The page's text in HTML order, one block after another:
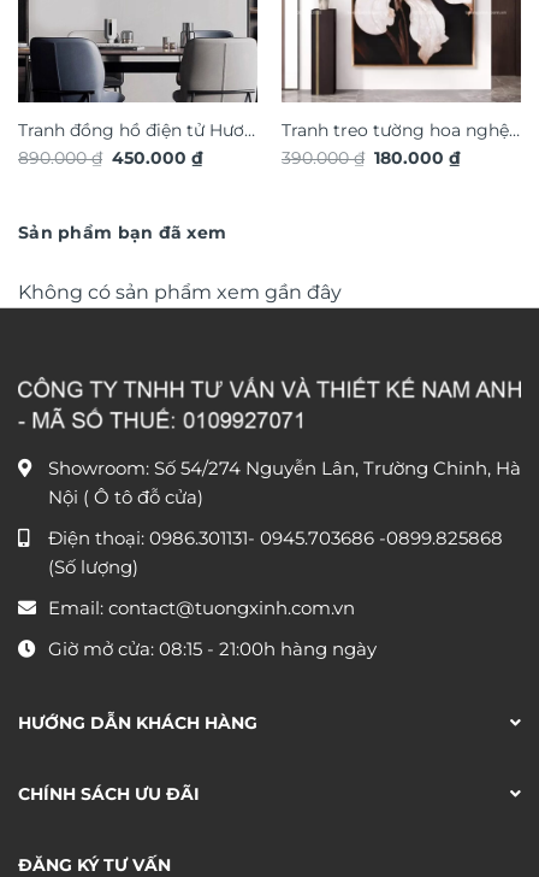
Tranh đồng hồ điện tử Hươu
Tài Lộc TG4917S
890.000₫ Giá
450.000₫Giá
Tranh treo tường hoa nghệ
thuật TG4923S
390.000₫ Giá
180.000₫Giá
Sản phẩm bạn đã xem
Không có sản phẩm xem gần đây
Showroom: Số 54/274 Nguyễn Lân, Trường Chinh, Hà
Nội ( Ô tô đỗ cửa)
Điện thoại: 0986.301131- 0945.703686 -0899.825868
(Số lượng)
Email: contact@tuongxinh.com.vn
Giờ mở cửa: 08:15 - 21:00h hàng ngày
HƯỚNG DẪN KHÁCH HÀNG
CHÍNH SÁCH ƯU ĐÃI
ĐĂNG KÝ TƯ VẤN